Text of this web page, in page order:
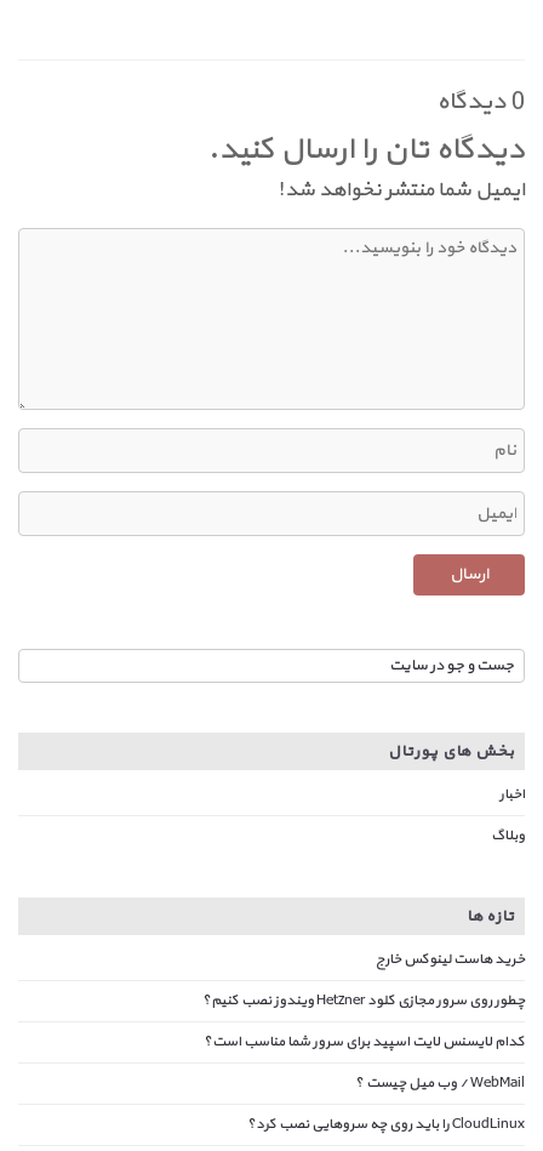
0 دیدگاه
دیدگاه تان را ارسال کنید.
ایمیل شما منتشر نخواهد شد!
بخش های پورتال
اخبار
وبلاگ
تازه ها
خرید هاست لینوکس خارج
چطور روی سرور مجازی کلود Hetzner ویندوز نصب کنیم؟
کدام لایسنس لایت اسپید برای سرور شما مناسب است؟
WebMail / وب میل چیست ؟
CloudLinux را باید روی چه سروهایی نصب کرد؟